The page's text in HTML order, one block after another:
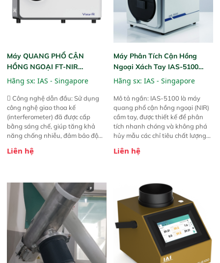
Máy QUANG PHỔ CẬN
HỒNG NGOẠI FT-NIR
Analyzer Vista-R
Hãng sx: IAS - Singapore
 Công nghệ dẫn đầu: Sử dụng
công nghệ giao thoa kế
(interferometer) đã được cấp
bằng sáng chế, giúp tăng khả
năng chống nhiễu, đảm bảo độ
Phạm vi ứng dụng rộng: Đáp ứng
ngành công nghiệp khác nhau. 
Độ nhạy cao: Trang bị đầu dò
InGaAs độ nhạy cao, cung cấp
phản hồi phổ tuyến tính đầy đủ,
đảm bảo độ chính xác và khả
năng lặp lại tối ưu.
Liên hệ
Máy Phân Tích Cận Hồng
Ngoại Xách Tay IAS-5100
(Portable NIR Analyzer)
Hãng sx: IAS - Singapore
Mô tả ngắn: IAS-5100 là máy
quang phổ cận hồng ngoại (NIR)
cầm tay, được thiết kế để phân
tích nhanh chóng và không phá
hủy mẫu các chỉ tiêu chất lượng
Thiết bị linh hoạt cho nhiều kịch
trực tiếp ngoài đồng ruộng.
Liên hệ